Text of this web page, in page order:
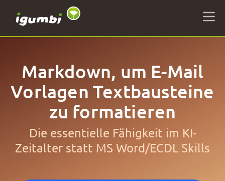
Markdown, um E-Mail
Vorlagen Textbausteine
zu formatieren
Die essentielle Fähigkeit im KI-
Zeitalter statt MS Word/ECDL Skills